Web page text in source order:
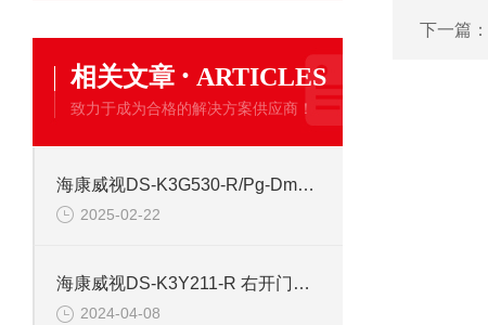
相关文章 · ARTICLES
致力于成为合格的解决方案供应商！
海康威视DS-K3G530-R/Pg-Dm55 全自动三辊闸道闸
2025-02-22
海康威视DS-K3Y211-R 右开门小区行人出入道闸
2024-04-08
下一篇：